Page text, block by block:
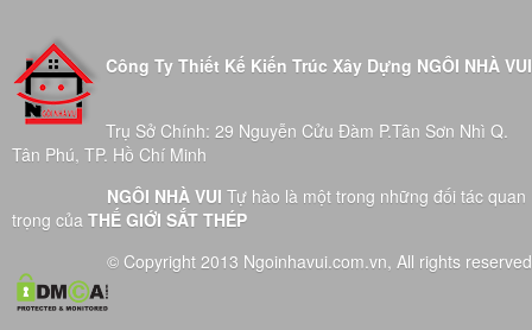
Công Ty Thiết Kế Kiến Trúc Xây Dựng NGÔI NHÀ VUI
Trụ Sở Chính: 29 Nguyễn Cửu Đàm P.Tân Sơn Nhì Q.
Tân Phú, TP. Hồ Chí Minh
NGÔI NHÀ VUI Tự hào là một trong những đối tác quan
trọng của THẾ GIỚI SẮT THÉP
© Copyright 2013 Ngoinhavui.com.vn, All rights reserved